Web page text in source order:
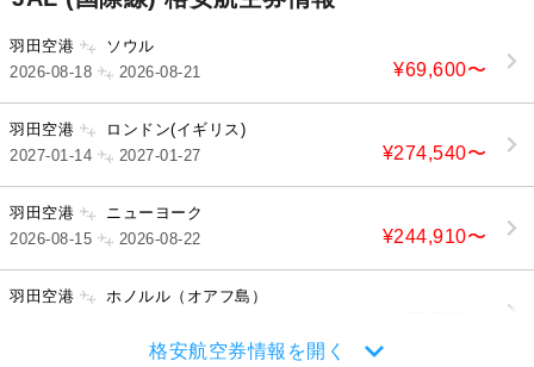
羽田空港 ソウル
¥69,600〜
2026-08-18 2026-08-21
羽田空港 ロンドン(イギリス)
¥274,540〜
2027-01-14 2027-01-27
羽田空港 ニューヨーク
¥244,910〜
2026-08-15 2026-08-22
羽田空港 ホノルル（オアフ島）
格安航空券情報を開く